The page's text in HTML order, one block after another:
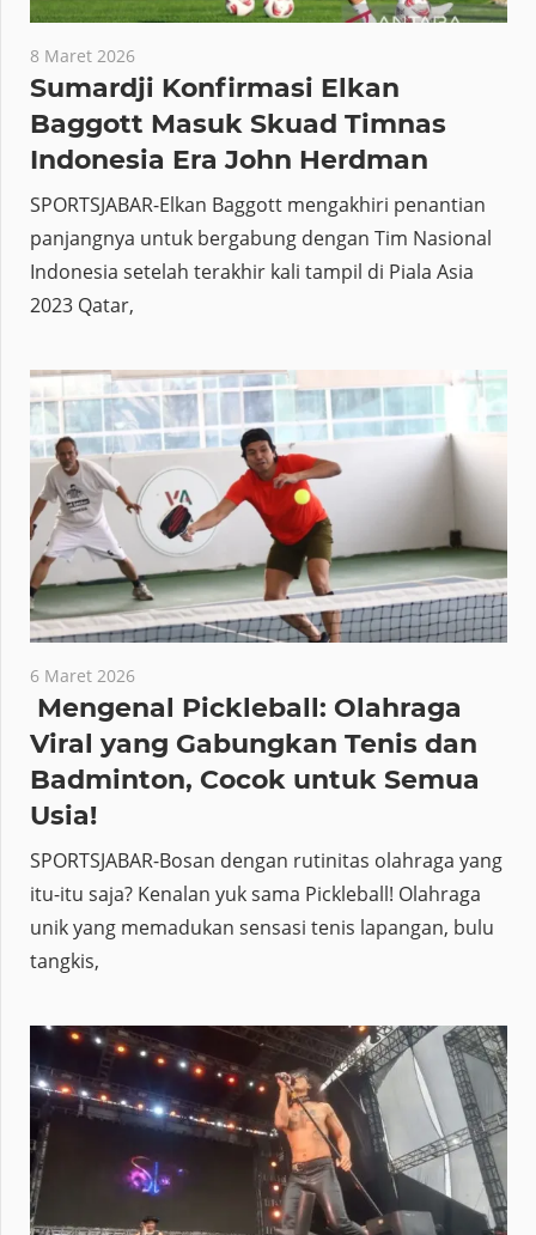
8 Maret 2026
Sumardji Konfirmasi Elkan
Baggott Masuk Skuad Timnas
Indonesia Era John Herdman
SPORTSJABAR-Elkan Baggott mengakhiri penantian
panjangnya untuk bergabung dengan Tim Nasional
Indonesia setelah terakhir kali tampil di Piala Asia
2023 Qatar,
6 Maret 2026
Mengenal Pickleball: Olahraga
Viral yang Gabungkan Tenis dan
Badminton, Cocok untuk Semua
Usia!
SPORTSJABAR-Bosan dengan rutinitas olahraga yang
itu-itu saja? Kenalan yuk sama Pickleball! Olahraga
unik yang memadukan sensasi tenis lapangan, bulu
tangkis,